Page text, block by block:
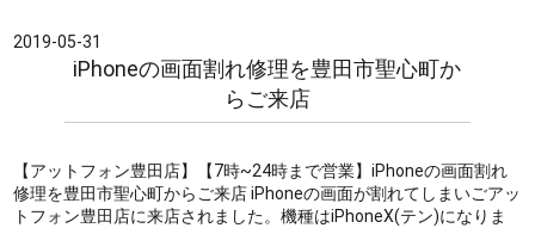
2019-05-31
iPhoneの画面割れ修理を豊田市聖心町か
らご来店
【アットフォン豊田店】【7時~24時まで営業】iPhoneの画面割れ
修理を豊田市聖心町からご来店 iPhoneの画面が割れてしまいごアッ
トフォン豊田店に来店されました。機種はiPhoneX(テン)になりま